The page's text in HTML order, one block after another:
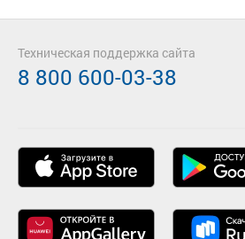
Техническая поддержка сайта
8 800 600-03-38